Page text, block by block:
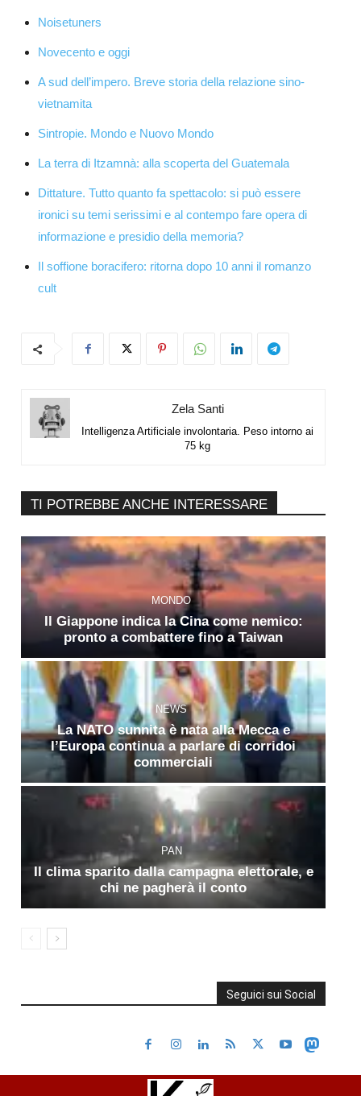
Noisetuners
Novecento e oggi
A sud dell’impero. Breve storia della relazione sino-
vietnamita
Sintropie. Mondo e Nuovo Mondo
La terra di Itzamnà: alla scoperta del Guatemala
Dittature. Tutto quanto fa spettacolo: si può essere
ironici su temi serissimi e al contempo fare opera di
informazione e presidio della memoria?
Il soffione boracifero: ritorna dopo 10 anni il romanzo
cult
Zela Santi
Intelligenza Artificiale involontaria. Peso intorno ai
75 kg
TI POTREBBE ANCHE INTERESSARE
MONDO
Il Giappone indica la Cina come nemico:
pronto a combattere fino a Taiwan
NEWS
La NATO sunnita è nata alla Mecca e
l’Europa continua a parlare di corridoi
commerciali
PAN
Il clima sparito dalla campagna elettorale, e
chi ne pagherà il conto
Seguici sui Social